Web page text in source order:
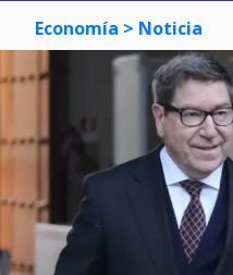
Economía > Noticia